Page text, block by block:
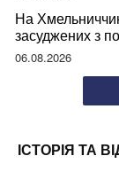
На
засуджених з
06.08.2026
ІСТОРІЯ ТА